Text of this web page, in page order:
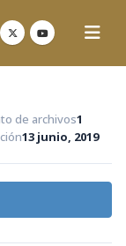
de archivos1
13 junio, 2019